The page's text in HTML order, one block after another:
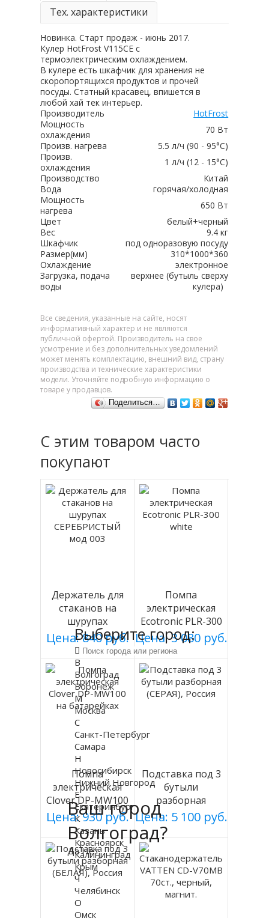
Тех. характеристики
Новинка. Старт продаж - июнь 2017.
Кулер HotFrost V115CE c
термоэлектрическим охлаждением.
В кулере есть шкафчик для хранения не
cкоропортящихся продуктов и прочей
посуды. Статный красавец, впишется в
любой хай тек интерьер.
Производитель
HotFrost
Мощность
охлаждения
70 Вт
Произв. нагрева
5.5 л/ч (90 - 95°C)
Произв.
охлаждения
1 л/ч (12 - 15°C)
Производство
Китай
Вода
горячая/холодная
Мощность
нагрева
650 Вт
Цвет
белый+черный
Вес
9.4 кг
Шкафчик
под одноразовую посуду
Размер(мм)
310*1000*360
Охлаждение
электронное
Загрузка, подача
воды
верхнее (бутыль сверху
кулера)
Все сведения, указанные на сайте, носят
информативный характер и не являются
публичной офертой. Производитель на свое
усмотрение и без дополнительных уведомлений
может менять комплектацию, внешний вид, страну
производства и технические характеристики
модели. Уточняйте подробную информацию о
товаре у продавцов.
Поделиться…
С этим товаром часто
покупают
Держатель для
стаканов на
шурупах
СЕРЕБРИСТЫЙ
мод 003
Цена: 840 руб.
Помпа
электрическая
Ecotronic PLR-300
white
Цена: 3 080 руб.
Помпа
электрическая
Clover DP-MW100
на батарейках
Цена: 930 руб.
Подставка под 3
бутыли
разборная
(СЕРАЯ), Россия
Цена: 5 100 руб.
Ваш город
Волгоград?
Да Нет
Выберите город:
В
Волгоград
Воронеж
М
Москва
С
Санкт-Петербург
Самара
Н
Новосибирск
Нижний Новгород
Е
Екатеринбург
К
Казань
Красноярск
Калининград
Крым
Ч
Челябинск
О
Омск